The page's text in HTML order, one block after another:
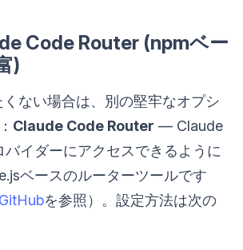
Code Router (npmベー
)
ない場合は、別の堅牢なオプシ
Claude Code Router — Claude
イダーにアクセスできるように
ベースのルーターツールです
GitHubを参照）。設定方法は次の